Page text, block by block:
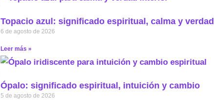
Topacio azul: significado espiritual, calma y verdad
6 de agosto de 2026
Leer más »
Ópalo: significado espiritual, intuición y cambio
5 de agosto de 2026